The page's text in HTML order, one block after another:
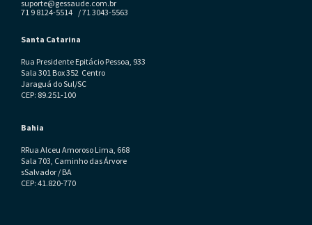
suporte@gessaude.com.br
71 9 8124-5514 / 71 3043-5563
Santa Catarina
Rua Presidente Epitácio Pessoa, 933
Sala 301 Box 352 Centro
Jaraguá do Sul/SC
CEP: 89.251-100
Bahia
RRua Alceu Amoroso Lima, 668
Sala 703, Caminho das Árvore
sSalvador / BA
CEP: 41.820-770